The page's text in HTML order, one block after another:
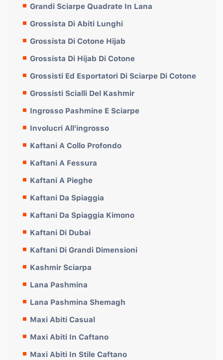
Grandi Sciarpe Quadrate In Lana
Grossista Di Abiti Lunghi
Grossista Di Cotone Hijab
Grossista Di Hijab Di Cotone
Grossisti Ed Esportatori Di Sciarpe Di Cotone
Grossisti Scialli Del Kashmir
Ingrosso Pashmine E Sciarpe
Involucri All'ingrosso
Kaftani A Collo Profondo
Kaftani A Fessura
Kaftani A Pieghe
Kaftani Da Spiaggia
Kaftani Da Spiaggia Kimono
Kaftani Di Dubai
Kaftani Di Grandi Dimensioni
Kashmir Sciarpa
Lana Pashmina
Lana Pashmina Shemagh
Maxi Abiti Casual
Maxi Abiti In Caftano
Maxi Abiti In Stile Caftano